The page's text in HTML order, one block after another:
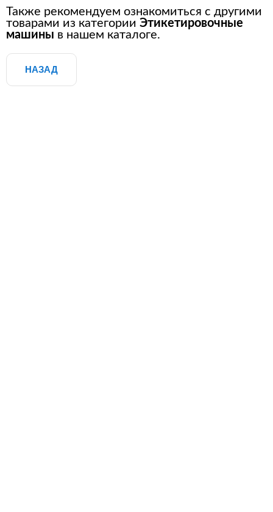
Также рекомендуем ознакомиться с другими
товарами из категории Этикетировочные
машины в нашем каталоге.
НАЗАД